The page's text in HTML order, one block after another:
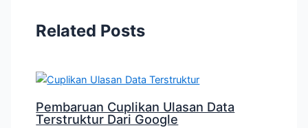
Related Posts
Pembaruan Cuplikan Ulasan Data
Terstruktur Dari Google